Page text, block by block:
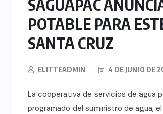
SAGUAPAC
POTABLE PARA
SANTA CRUZ
ELITTEADMIN 4 DE JUNIO DE
La cooperativa de servicios de agua
programado del suministro de agua,